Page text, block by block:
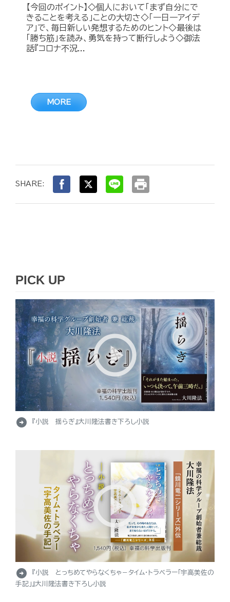
【今回のポイント】◇個人において「まず自分にで
きることを考える」ことの大切さ◇「一日一アイデ
ア」で、毎日新しい発想するためのヒント◇最後は
「勝ち筋」を読み、勇気を持って断行しよう◇御法
話『コロナ不況...
MORE
SHARE: print
PICK UP
arrow_circle_right 『小説 揺らぎ』大川隆法書き下ろし小説
arrow_circle_right
『小説 とっちめてやらなくちゃ－タイム・トラベラー「宇高美佐の
手記」』大川隆法書き下ろし小説